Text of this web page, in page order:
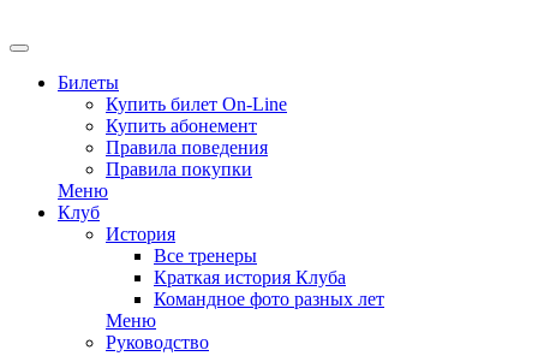
Билеты
Купить билет On-Line
Купить абонемент
Правила поведения
Правила покупки
Меню
Клуб
История
Все тренеры
Краткая история Клуба
Командное фото разных лет
Меню
Руководство